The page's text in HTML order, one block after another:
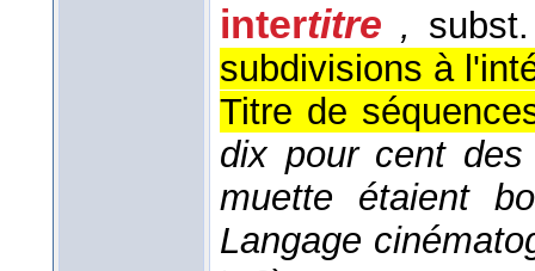
intertitre ,
subdivisions à
Titre de
dix pour cent
muette étaient
Langage